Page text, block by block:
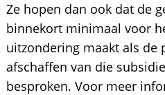
Ze hopen dan ook dat de
binnekort minimaal voor
uitzondering maakt als de
afschaffen van die
besproken. Voor meer